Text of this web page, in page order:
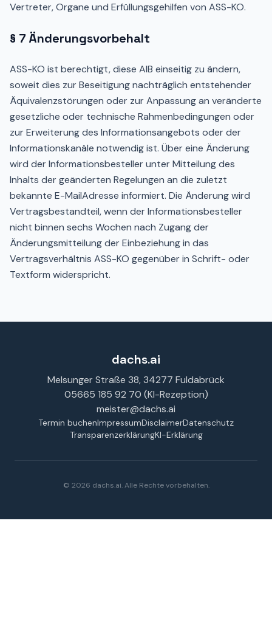
Vertreter, Organe und Erfüllungsgehilfen von ASS-KO.
§ 7 Änderungsvorbehalt
ASS-KO ist berechtigt, diese AIB einseitig zu ändern,
soweit dies zur Beseitigung nachträglich entstehender
Äquivalenzstörungen oder zur Anpassung an veränderte
gesetzliche oder technische Rahmenbedingungen oder
zur Erweiterung des Informationsangebots oder der
Informationskanäle notwendig ist. Über eine Änderung
wird der Informationsbesteller unter Mitteilung des
Inhalts der geänderten Regelungen an die zuletzt
bekannte E-MailAdresse informiert. Die Änderung wird
Vertragsbestandteil, wenn der Informationsbesteller
nicht binnen sechs Wochen nach Zugang der
Änderungsmitteilung der Einbeziehung in das
Vertragsverhältnis ASS-KO gegenüber in Schrift- oder
Textform widerspricht.
dachs.ai
Melsunger Straße 38, 34277 Fuldabrück
05665 185 92 70 (KI-Rezeption)
meister@dachs.ai
Termin buchenImpressumDisclaimerDatenschutz
TransparenzerklärungKI-Erklärung
© 2026 dachs.ai. Alle Rechte vorbehalten.